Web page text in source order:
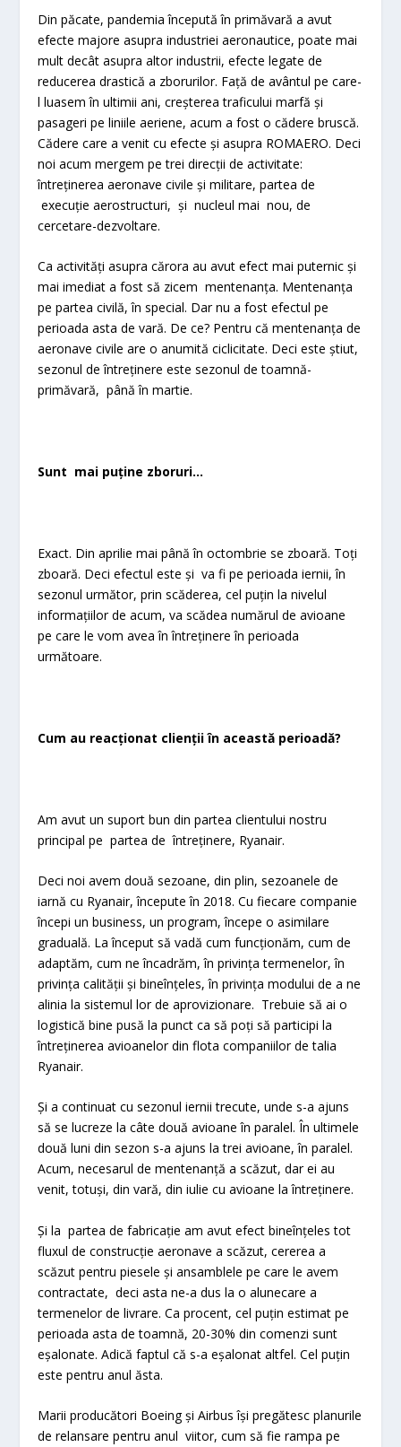
Din păcate, pandemia începută în primăvară a avut
efecte majore asupra industriei aeronautice, poate mai
mult decât asupra altor industrii, efecte legate de
reducerea drastică a zborurilor. Față de avântul pe care-
l luasem în ultimii ani, creșterea traficului marfă și
pasageri pe liniile aeriene, acum a fost o cădere bruscă.
Cădere care a venit cu efecte și asupra ROMAERO. Deci
noi acum mergem pe trei direcții de activitate:
întreținerea aeronave civile și militare, partea de
execuție aerostructuri, și nucleul mai nou, de
cercetare-dezvoltare.
Ca activități asupra cărora au avut efect mai puternic și
mai imediat a fost să zicem mentenanța. Mentenanța
pe partea civilă, în special. Dar nu a fost efectul pe
perioada asta de vară. De ce? Pentru că mentenanța de
aeronave civile are o anumită ciclicitate. Deci este știut,
sezonul de întreținere este sezonul de toamnă-
primăvară, până în martie.
Sunt mai puține zboruri…
Exact. Din aprilie mai până în octombrie se zboară. Toți
zboară. Deci efectul este și va fi pe perioada iernii, în
sezonul următor, prin scăderea, cel puțin la nivelul
informațiilor de acum, va scădea numărul de avioane
pe care le vom avea în întreținere în perioada
următoare.
Cum au reacționat clienții în această perioadă?
Am avut un suport bun din partea clientului nostru
principal pe partea de întreținere, Ryanair.
Deci noi avem două sezoane, din plin, sezoanele de
iarnă cu Ryanair, începute în 2018. Cu fiecare companie
începi un business, un program, începe o asimilare
graduală. La început să vadă cum funcționăm, cum de
adaptăm, cum ne încadrăm, în privința termenelor, în
privința calității și bineînțeles, în privința modului de a ne
alinia la sistemul lor de aprovizionare. Trebuie să ai o
logistică bine pusă la punct ca să poți să participi la
întreținerea avioanelor din flota companiilor de talia
Ryanair.
Și a continuat cu sezonul iernii trecute, unde s-a ajuns
să se lucreze la câte două avioane în paralel. În ultimele
două luni din sezon s-a ajuns la trei avioane, în paralel.
Acum, necesarul de mentenanță a scăzut, dar ei au
venit, totuși, din vară, din iulie cu avioane la întreținere.
Și la partea de fabricație am avut efect bineînțeles tot
fluxul de construcție aeronave a scăzut, cererea a
scăzut pentru piesele și ansamblele pe care le avem
contractate, deci asta ne-a dus la o alunecare a
termenelor de livrare. Ca procent, cel puțin estimat pe
perioada asta de toamnă, 20-30% din comenzi sunt
eșalonate. Adică faptul că s-a eșalonat altfel. Cel puțin
este pentru anul ăsta.
Marii producători Boeing și Airbus își pregătesc planurile
de relansare pentru anul viitor, cum să fie rampa pe